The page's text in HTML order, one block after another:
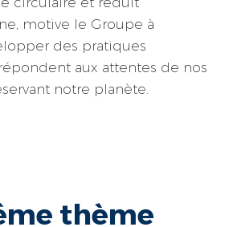
motive le Groupe à
des pratiques
aux attentes de nos
notre planète.
thème